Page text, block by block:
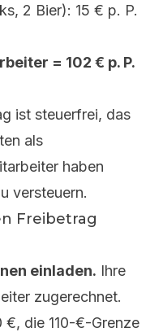
2 Bier): 15 € p. P.
= 102 € p. P.
ist steuerfrei, das
als
haben
versteuern.
Freibetrag
einladen. Ihre
zugerechnet.
€, die 110-€-Grenze